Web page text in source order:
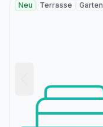
Neu Terrasse Garten